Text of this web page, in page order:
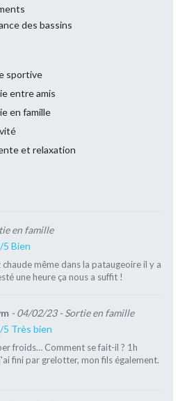
des bassins
sportive
entre amis
en famille
et relaxation
en famille
5 Bien
chaude même dans la pataugeoire il y a
une heure ça nous a suffit !
- 04/02/23- Sortie en famille
5 Très bien
froids… Comment se fait-il ? 1h
fini par grelotter, mon fils également.